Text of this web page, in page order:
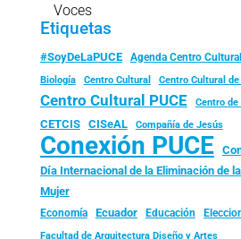
Voces
Etiquetas
#SoyDeLaPUCE Agenda Centro Cultural
Biología
Centro Cultural Centro Cultural de
Centro Cultural PUCE Centro
CETCIS CISeAL Compañía de Jesús
Conexión PUCE
Día Internacional de la Eliminación de
Mujer
Economía Ecuador Educación
Facultad de Arquitectura Diseño y Artes